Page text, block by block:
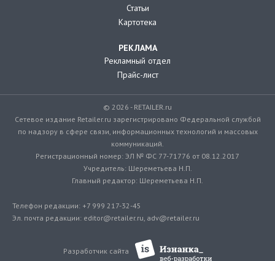
Статьи
Картотека
РЕКЛАМА
Рекламный отдел
Прайс-лист
© 2026 - RETAILER.ru
Сетевое издание Retailer.ru зарегистрировано Федеральной службой
по надзору в сфере связи, информационных технологий и массовых
коммуникаций.
Регистрационный номер: ЭЛ № ФС 77-71776 от 08.12.2017
Учредитель: Шереметьева Н.П.
Главный редактор: Шереметьева Н.П.
Телефон редакции: +7 999 217-32-45
Эл. почта редакции: editor@retailer.ru, adv@retailer.ru
Разработчик сайта